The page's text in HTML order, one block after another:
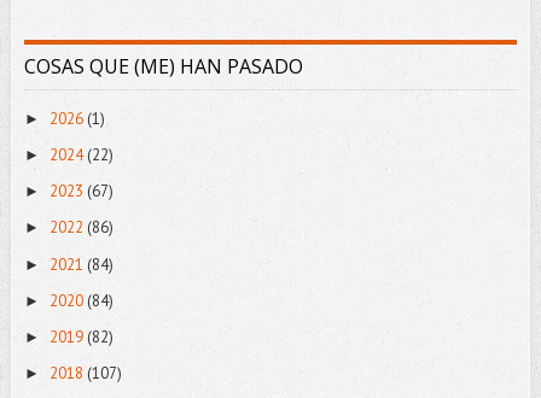
COSAS QUE (ME) HAN PASADO
► 2026 (1)
► 2024(22)
► 2023 (67)
► 2022 (86)
► 2021 (84)
► 2020 (84)
► 2019 (82)
► 2018 (107)